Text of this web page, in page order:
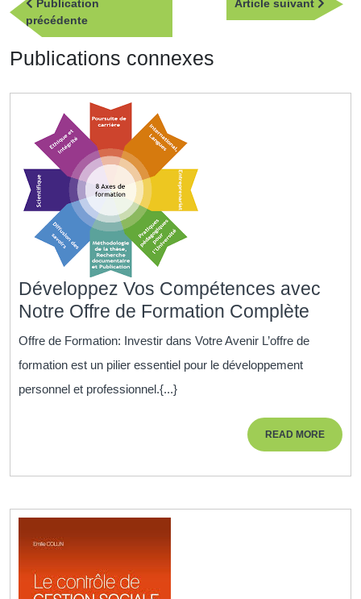
de
l’article
Publication
précédentePublication
précédente
Article suivant
Article
Publications connexes
Développez Vos Compétences avec
Notre Offre de Formation Complète
Offre
de
Offre de Formation: Investir dans Votre Avenir L’offre de
formation est un pilier essentiel pour le développement
personnel et professionnel.{...}
READ MOREREAD
MORE